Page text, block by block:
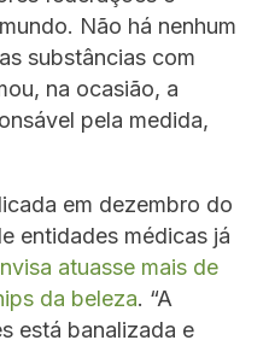
Não há nenhum
substâncias com
na ocasião, a
pela medida,
em dezembro do
entidades médicas já
atuasse mais de
da beleza. “A
está banalizada e